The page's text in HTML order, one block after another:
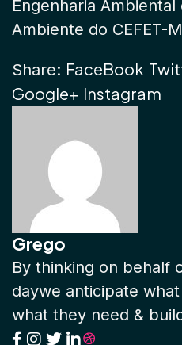
Engenharia
Ambiente do CEFET-
Share: FaceBook
Google+ Instagram
Grego
By thinking on behalf
daywe anticipate
what they need &